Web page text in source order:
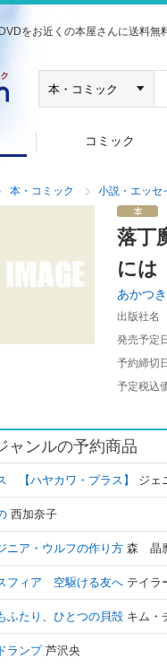
をお近くの本屋さんに送料無
コミック
本・コミック 小説・エッセ
落丁
には
あかつ
出版社名
発売予定日
予約締切日
予定税込
ャンルの予約商品
【ハヤカワ・プラス】 ジェ
西加奈子
ニア・ウルフの作り方森 晶
フィア 空駆ける友へテイラ
ふたり、ひとつの貝殻キム・
ランプ芦沢央